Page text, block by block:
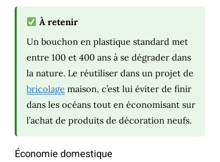
À retenir
Un bouchon en plastique standard met
entre 100 et 400 ans à se dégrader dans
la nature. Le réutiliser dans un projet de
bricolage maison, c’est lui éviter de finir
dans les océans tout en économisant sur
l’achat de produits de décoration neufs.
Économie domestique